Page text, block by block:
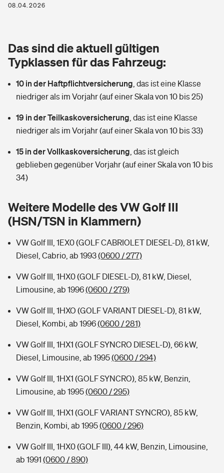
Zur Übersicht
Tools
Wer versichert was: Jetzt Versicherer finden
Sie haben Fragen?
Glasversicherung
Mietkautionsversicherung
Restkreditversicherung
Zur Übersicht
Hochwasser-Check: Wie gefährdet ist Ihr Haus?
Wer versichert was: Jetzt Versicherer finden
Sie haben Fragen?
Kinderunfall­ver­si­che­rung
Kinderinvalidität
Reiseversicherung
Pferdehalter-Haftpflicht
Private Cyberversicherung
Musikinstrumentenversicherung
Zur Übersicht
Tools
Kinderunfall-Check: Mehr Sicherheit für deine Kids
Sie haben Fragen?
Private Krankenversicherung
Dread-Disease-Versicherung
Tierkrankenversicherung
Wer versichert was: Jetzt Versicherer finden
Sie haben Fragen?
Rentenrechner: Wie viel Geld bekomme ich im Alter?
08.04.2026
Das sind die aktuell gültigen
Typklassen für das Fahrzeug:
10 in der Haftpflichtversicherung das ist eine Klasse
niedriger als im Vorjahr (auf einer Skala von 10 bis 25)
19 in der Teilkaskoversicherung das ist eine Klasse
niedriger als im Vorjahr (auf einer Skala von 10 bis 33)
15 in der Vollkaskoversicherung das ist gleich
geblieben gegenüber Vorjahr (auf einer Skala von 10 bis
34)
Weitere Modelle des VW Golf III
(HSN/TSN in Klammern)
VW Golf III, 1EX0 (GOLF CABRIOLET DIESEL-D), 81 kW,
Diesel, Cabrio, ab 1993(0600 / 277)
VW Golf III, 1HX0 (GOLF DIESEL-D), 81 kW, Diesel,
Limousine, ab 1996(0600 / 279)
VW Golf III, 1HXO (GOLF VARIANT DIESEL-D), 81 kW,
Diesel, Kombi, ab 1996(0600 / 281)
VW Golf III, 1HX1 (GOLF SYNCRO DIESEL-D), 66 kW,
Diesel, Limousine, ab 1995(0600 / 294)
VW Golf III, 1HX1 (GOLF SYNCRO), 85 kW, Benzin,
Limousine, ab 1995(0600 / 295)
VW Golf III, 1HX1 (GOLF VARIANT SYNCRO), 85 kW,
Benzin, Kombi, ab 1995(0600 / 296)
VW Golf III, 1HX0 (GOLF III), 44 kW, Benzin, Limousine,
ab 1991 (0600 / 890)